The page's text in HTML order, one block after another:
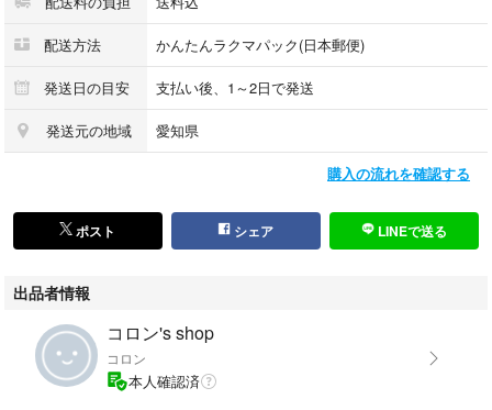
配送方法 かんたんラクマパック(日本郵便)
発送日の目安 支払い後、1～2日で発送
発送元の地域 愛知県
購入の流れを確認する
ポスト シェア LINEで送る
出品者情報
コロン's shop
コロン
本人確認済